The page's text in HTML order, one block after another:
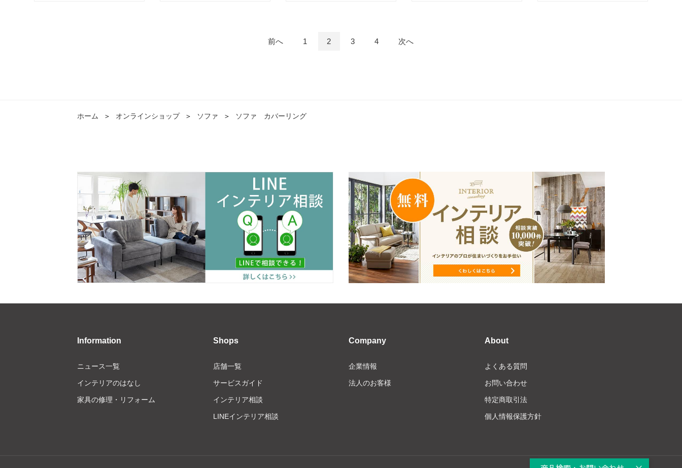
前へ 1 2 3 4 次へ
ホーム ＞ オンラインショップ ＞ ソファ ＞ ソファ カバーリング
Information
ニュース一覧
インテリアのはなし
家具の修理・リフォーム
Shops
店舗一覧
サービスガイド
インテリア相談
LINEインテリア相談
Company
企業情報
法人のお客様
About
よくある質問
お問い合わせ
特定商取引法
個人情報保護方針